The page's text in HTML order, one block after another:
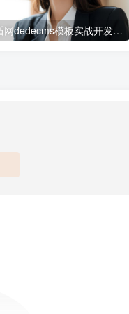
后盾网dedecms模板实战开发教程_网站建设教程